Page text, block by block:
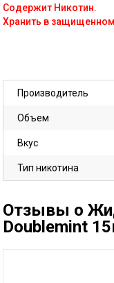
Содержит Никотин.
Хранить в
Производитель
Объем
Вкус
Тип никотина
Отзывы о
Doublemint